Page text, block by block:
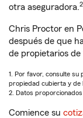
otra aseguradora.2
Chris Proctor en
después de que
de propietarios de
1. Por favor, consulte su
propiedad cubierta y de
2. Datos
Comience su